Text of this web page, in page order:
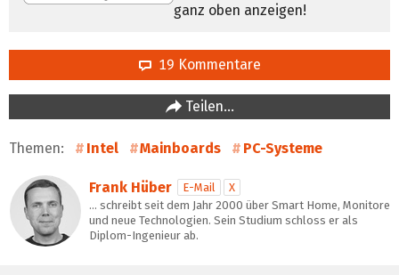
ganz oben anzeigen!
19 Kommentare
Teilen…
Themen: Intel Mainboards PC-Systeme
Frank Hüber E-Mail
X
… schreibt seit dem Jahr 2000 über Smart Home, Monitore
und neue Technologien. Sein Studium schloss er als
Diplom-Ingenieur ab.